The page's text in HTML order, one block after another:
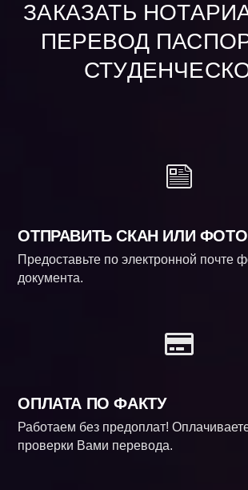
ЗАКАЗАТЬ
ПЕРЕВОД
ОТПРАВИТЬ СКАН ИЛИ ФОТО
Предоставьте по электронной почте
документа.
ОПЛАТА ПО ФАКТУ
Работаем без предоплат!
проверки Вами перевода.